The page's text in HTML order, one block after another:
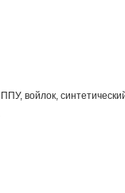
войлок,